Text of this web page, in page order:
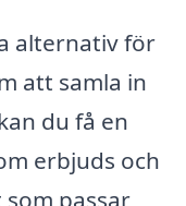
alternativ för
att samla in
du få en
erbjuds och
passar